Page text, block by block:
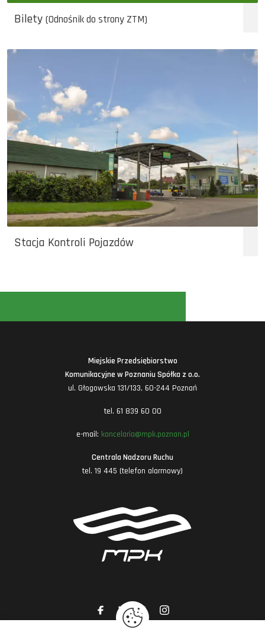
Bilety (Odnośnik do strony ZTM)
Stacja Kontroli Pojazdów
Miejskie Przedsiębiorstwo
Komunikacyjne w Poznaniu Spółka z o.o.
ul. Głogowska 131/133, 60-244 Poznań
tel. 61 839 60 00
e-mail: kancelaria@mpk.poznan.pl
Centrala Nadzoru Ruchu
tel. 19 445 (telefon alarmowy)